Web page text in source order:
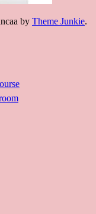
by Theme Junkie.